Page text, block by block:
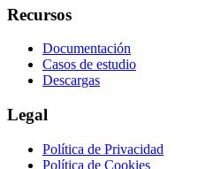
Recursos
Documentación
Casos de estudio
Descargas
Legal
Política de Privacidad
Política de Cookies